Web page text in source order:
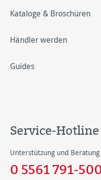
Kataloge & Broschüren
Händler werden
Guides
Service-Hotline
Unterstützung und
0 5561 791-